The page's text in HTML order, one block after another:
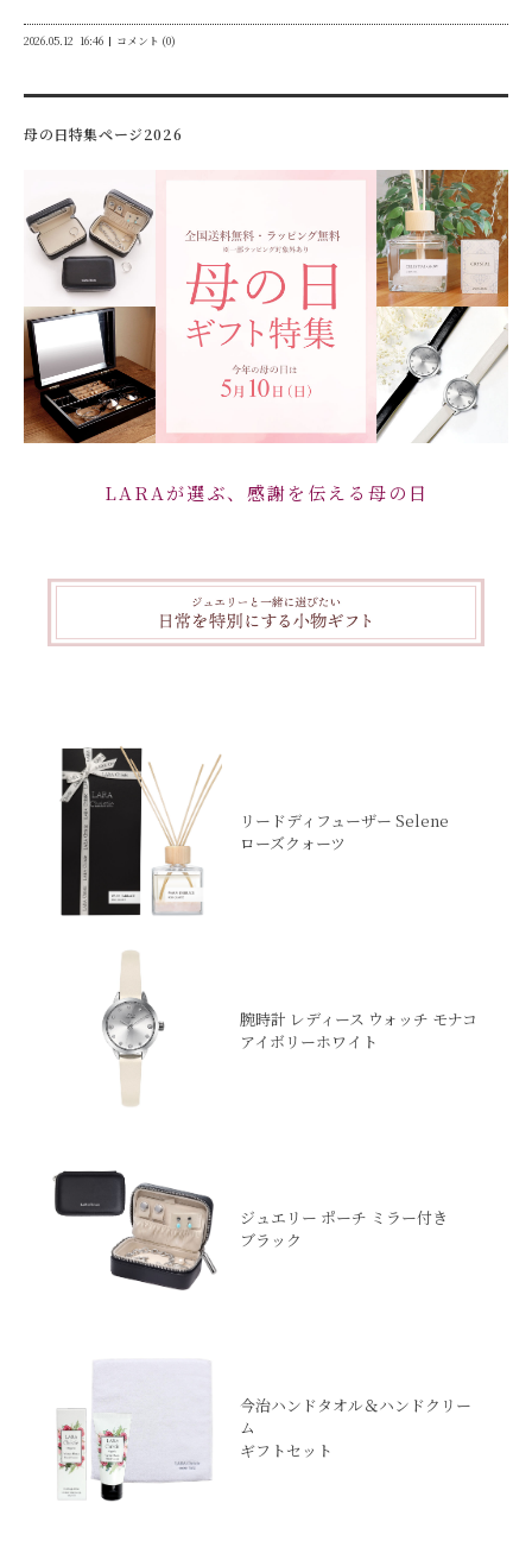
2026.05.12 16:46 コメント (0)
母の日特集ページ2026
LARAが選ぶ、感謝を伝える母の日
リードディフューザー Selene
ローズクォーツ
腕時計 レディース ウォッチ モナコ
アイボリーホワイト
ジュエリー ポーチ ミラー付き
ブラック
今治ハンドタオル＆ハンドクリー
ム
ギフトセット